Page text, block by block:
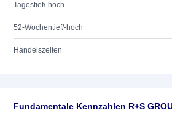
Tagestief/-hoch
52-Wochentief/-hoch
Handelszeiten